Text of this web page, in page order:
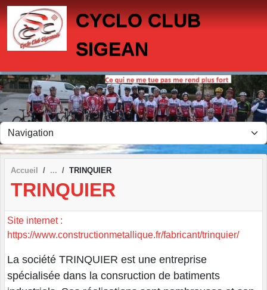
CYCLO CLUB
SIGEAN
Accueil TRINQUIER
TRINQUIER
Site internet :
https://www.constructionmetallique.fr/fabricant/trinquier/
La société TRINQUIER est une entreprise
spécialisée dans la consruction de batiments
Panneau de gestion des cookies